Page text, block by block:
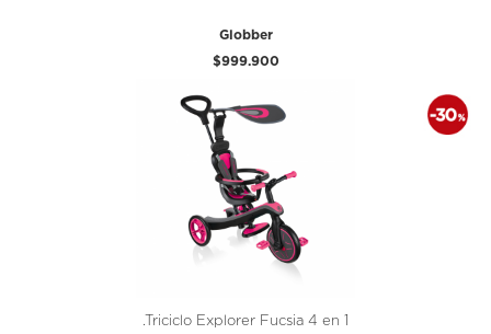
Globber
$999.900
.Triciclo Explorer Fucsia 4 en 1